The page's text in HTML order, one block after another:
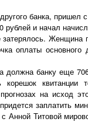
банка, пришел
и начал
Женщина
оплаты
должна банку еще
квитанции
на исход
заплатить
Анной Титовой